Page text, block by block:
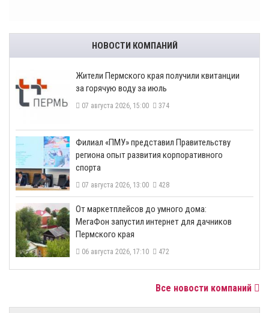
НОВОСТИ КОМПАНИЙ
​Жители Пермского края получили квитанции
за горячую воду за июль
07 августа 2026, 15:00 374
​Филиал «ПМУ» представил Правительству
региона опыт развития корпоративного
спорта
07 августа 2026, 13:00 428
От маркетплейсов до умного дома:
МегаФон запустил интернет для дачников
Пермского края
06 августа 2026, 17:10 472
Все новости компаний